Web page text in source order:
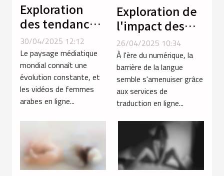
Exploration
des tendances
en vidéos de
femmes arabes
30/04/2025 12:12
Le paysage médiatique
mondial connaît une
évolution constante, et
les vidéos de femmes
arabes en ligne...
Exploration de
l'impact des
services de
traduction en
ligne sur la
communication
globale
26/04/2025 10:34
À l'ère du numérique, la
barrière de la langue
semble s'amenuiser grâce
aux services de
traduction en ligne...